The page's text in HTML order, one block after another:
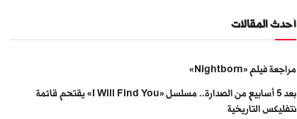
أحدث المقالات
مراجعة فيلم «Nightborn»
بعد 5 أسابيع من الصدارة.. مسلسل «I Will Find You» يقتحم قائمة
نتفليكس التاريخية